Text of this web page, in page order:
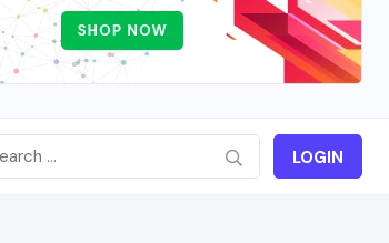
LOGIN